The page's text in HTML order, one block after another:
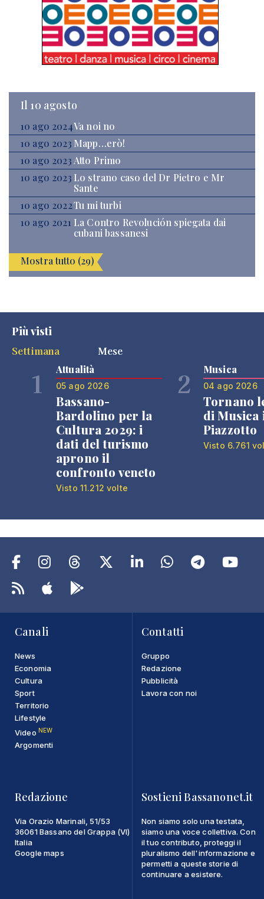
Il 10 agosto
10 ago 2024Va noi no
10 ago 2023 Mapp…erò!
10 ago 2023 Atto Primo
10 ago 2023 Lo strano caso del Dr Pietro e Mr
Sante
10 ago 2022Tu mi turbi
10 ago 2021 La Contro Revolución spiegata dai
cubani bassanesi
Mostra tutto (29)
Più visti
Settimana
Mese
1 Attualità
05 ago 2026
Bassano-
Bardolino per la
Cultura 2029: i
dati del turismo
aprono il
confronto veneto
Visto 11.212 volte
2 Musica
04 ago 2026
Tornano
di Musica
Piazzotto
Visto 6.761
Canali
News
Economia
Cultura
Sport
Territorio
Lifestyle
Video NEW
Argomenti
Contatti
Gruppo
Redazione
Pubblicità
Lavora con noi
Redazione
Via Orazio Marinali, 51/53
36061 Bassano del Grappa (VI)
Italia
Google maps
Sostieni Bassanonet.it
Non siamo solo una testata,
siamo una voce collettiva. Con
il tuo contributo, proteggi il
pluralismo dell'informazione e
permetti a queste storie di
continuare a esistere.